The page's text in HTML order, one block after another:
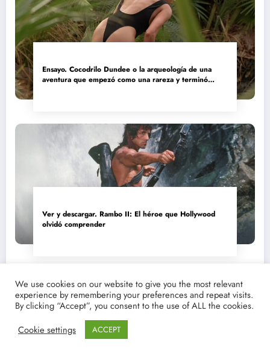
Ensayo. Cocodrilo Dundee o la arqueología de una
aventura que empezó como una rareza y terminó
Ver y descargar. Rambo II: El héroe que Hollywood
olvidó comprender
We use cookies on our website to give you the most relevant
experience by remembering your preferences and repeat visits.
By clicking “Accept”, you consent to the use of ALL the cookies.
Cookie settings
ACCEPT